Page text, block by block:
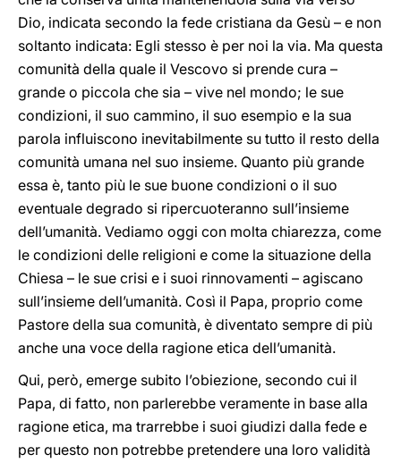
Dio, indicata secondo la fede cristiana da Gesù – e non
soltanto indicata: Egli stesso è per noi la via. Ma questa
comunità della quale il Vescovo si prende cura –
grande o piccola che sia – vive nel mondo; le sue
condizioni, il suo cammino, il suo esempio e la sua
parola influiscono inevitabilmente su tutto il resto della
comunità umana nel suo insieme. Quanto più grande
essa è, tanto più le sue buone condizioni o il suo
eventuale degrado si ripercuoteranno sull’insieme
dell’umanità. Vediamo oggi con molta chiarezza, come
le condizioni delle religioni e come la situazione della
Chiesa – le sue crisi e i suoi rinnovamenti – agiscano
sull’insieme dell’umanità. Così il Papa, proprio come
Pastore della sua comunità, è diventato sempre di più
anche una voce della ragione etica dell’umanità.
Qui, però, emerge subito l’obiezione, secondo cui il
Papa, di fatto, non parlerebbe veramente in base alla
ragione etica, ma trarrebbe i suoi giudizi dalla fede e
per questo non potrebbe pretendere una loro validità